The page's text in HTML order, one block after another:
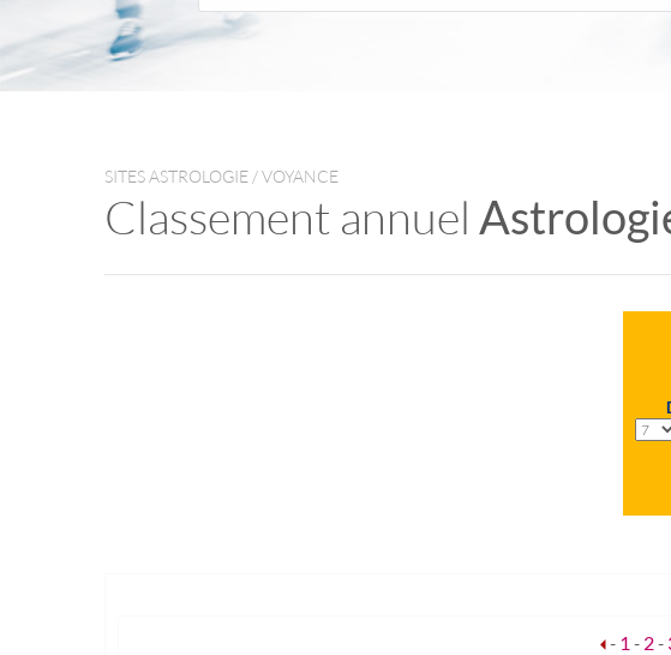
SITES ASTROLOGIE / VOYANCE
Classement annuel
- 1 - 2-